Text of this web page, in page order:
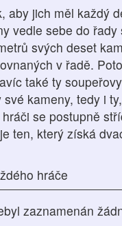
aby jich měl každý
vedle sebe do
svých deset
v řadě.
také ty
kameny, tedy i
se postupně
ten, který získá
hráče
zaznamenán